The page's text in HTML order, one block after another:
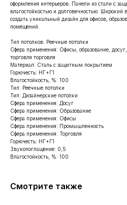
оформления интерьеров. Панели из стали с
влагостойкостью и долговечностью. Широкий
создать уникальный дизайн для офисов,
помещений.
Тип потолков: Реечные потолки
Сфера применения: Офисы, образование,
торговля торговля
Материал: Cталь с защитным покрытием
Горючесть: НГ+Г1
Влагостойкость, %: 100
Тип: Реечные потолки
Тип: Дизайнерские потолки
Сфера применения: Досуг
Сфера применения: Образование
Сфера применения: Офисы
Сфера применения: Промышленность
Сфера применения: Торговля
Горючесть: НГ+Г1
Звукопоглащение: 0,5
Влагостойкость, %: 100
Смотрите также